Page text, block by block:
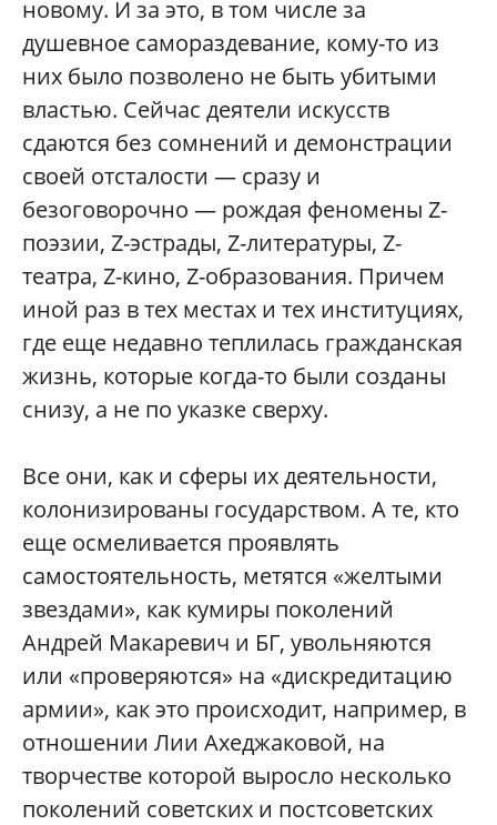
новому. И за это, в том числе за
душевное самораздевание, кому-то из
них было позволено не быть убитыми
властью. Сейчас деятели искусств
сдаются без сомнений и демонстрации
своей отсталости — сразу и
безоговорочно — рождая феномены Z-
поэзии, Z-эстрады, Z-литературы, Z-
театра, Z-кино, Z-образования. Причем
иной раз в тех местах и тех институциях,
где еще недавно теплилась гражданская
жизнь, которые когда-то были созданы
снизу, а не по указке сверху.
Все они, как и сферы их деятельности,
колонизированы государством. А те, кто
еще осмеливается проявлять
самостоятельность, метятся «желтыми
звездами», как кумиры поколений
Андрей Макаревич и БГ, увольняются
или «проверяются» на «дискредитацию
армии», как это происходит, например, в
отношении Лии Ахеджаковой, на
творчестве которой выросло несколько
поколений советских и постсоветских